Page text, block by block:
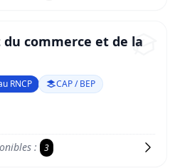
commerce et de la
RNCP CAP / BEP
: 3